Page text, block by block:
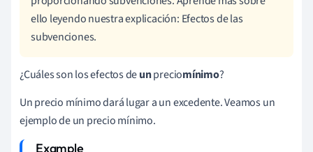
ello leyendo nuestra explicación: Efectos de las
subvenciones.
¿Cuáles son los efectos deunpreciomínimo?
Un precio mínimo dará lugar a un excedente. Veamos un
ejemplo de un precio mínimo.